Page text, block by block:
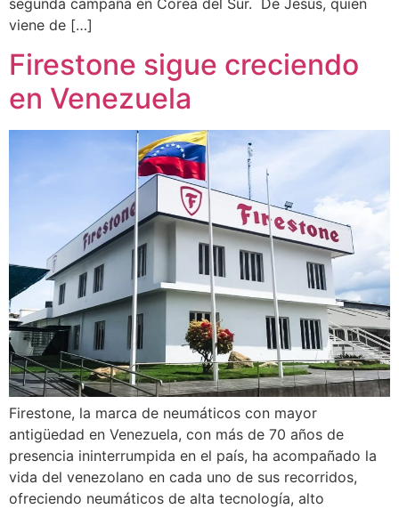
segunda campaña en Corea del Sur. De Jesús, quien
viene de […]
Firestone sigue creciendo
en Venezuela
Firestone, la marca de neumáticos con mayor
antigüedad en Venezuela, con más de 70 años de
presencia ininterrumpida en el país, ha acompañado la
vida del venezolano en cada uno de sus recorridos,
ofreciendo neumáticos de alta tecnología, alto